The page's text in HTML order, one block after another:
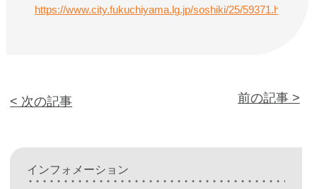
https://www.city.fukuchiyama.lg.jp/soshiki/25/59371.html
< 次の記事 前の記事 >
インフォメーション